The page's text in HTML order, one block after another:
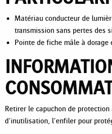
Matériau conducteur de
transmission sans pertes des
Pointe de fiche mâle à dorage
Retirer le capuchon de
d’inutilisation, l’enfiler pour